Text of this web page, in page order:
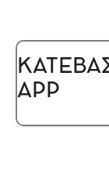
APP